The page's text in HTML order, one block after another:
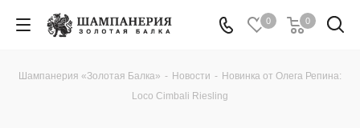
0 0
Шампанерия «Золотая Балка» - Новости - Новинка от Олега Репина:
Loco Cimbali Riesling